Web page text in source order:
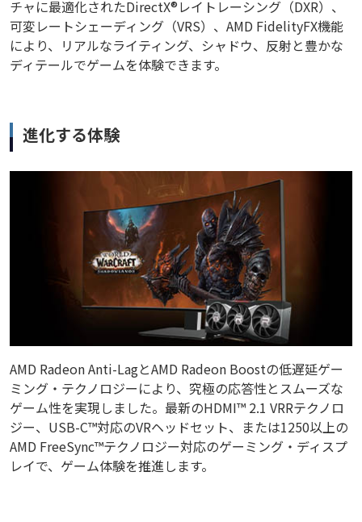
チャに最適化されたDirectX®レイトレーシング（DXR）、
可変レートシェーディング（VRS）、AMD FidelityFX機能
により、リアルなライティング、シャドウ、反射と豊かな
ディテールでゲームを体験できます。
進化する体験
AMD Radeon Anti-LagとAMD Radeon Boostの低遅延ゲー
ミング・テクノロジーにより、究極の応答性とスムーズな
ゲーム性を実現しました。最新のHDMI™ 2.1 VRRテクノロ
ジー、USB-C™対応のVRヘッドセット、または1250以上の
AMD FreeSync™テクノロジー対応のゲーミング・ディスプ
レイで、ゲーム体験を推進します。